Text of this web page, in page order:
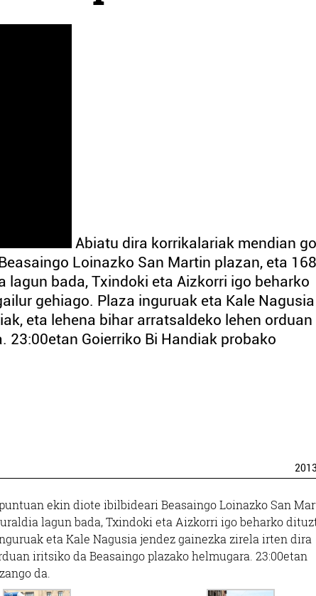
Abiatu dira korrikalariak mendian
Loinazko San Martin plazan, eta 168
bada, Txindoki eta Aizkorri igo beharko
gehiago. Plaza inguruak eta Kale Nagusia
eta lehena bihar arratsaldeko lehen orduan
Goierriko Bi Handiak probako
2013
ekin diote ibilbideari Beasaingo Loinazko San
lagun bada, Txindoki eta Aizkorri igo beharko
eta Kale Nagusia jendez gainezka zirela irten dira
iritsiko da Beasaingo plazako helmugara. 23:00etan
da.